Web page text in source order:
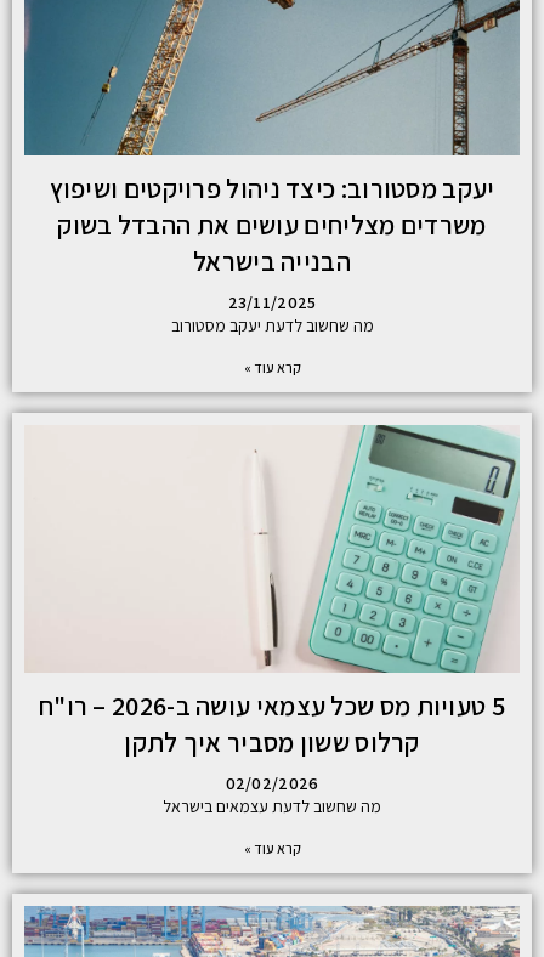
יעקב מסטורוב: כיצד ניהול פרויקטים ושיפוץ
משרדים מצליחים עושים את ההבדל בשוק
הבנייה בישראל
23/11/2025
מה שחשוב לדעת יעקב מסטורוב
קרא עוד »
5 טעויות מס שכל עצמאי עושה ב-2026 – רו"ח
קרלוס ששון מסביר איך לתקן
02/02/2026
מה שחשוב לדעת עצמאים בישראל
קרא עוד »